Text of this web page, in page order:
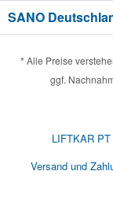
SANO
* Alle Preise
ggf.
LIFTKAR
Versand und